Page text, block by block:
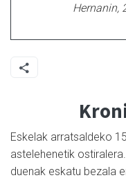
Hernanin,
Eskelak arratsaldeko
astelehenetik
duenak eskatu bezala